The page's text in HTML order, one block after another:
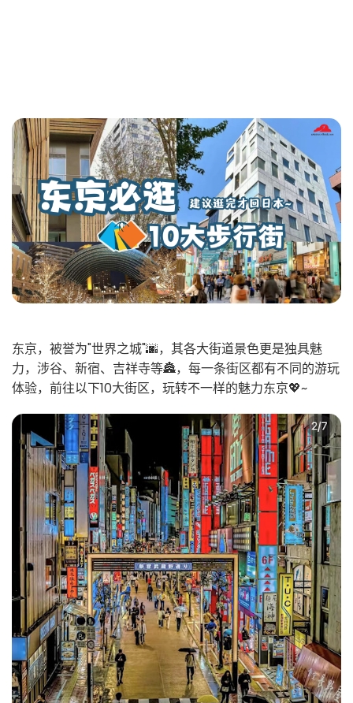
东京，被誉为"世界之城"🌆，其各大街道景色更是独具魅
力，涉谷、新宿、吉祥寺等🏯，每一条街区都有不同的游玩
体验，前往以下10大街区，玩转不一样的魅力东京💖~